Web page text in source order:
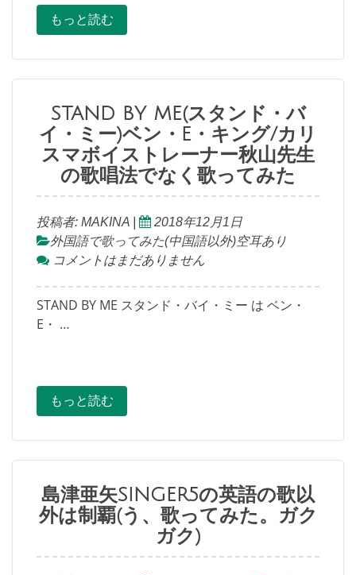
もっと読む
STAND BY ME(スタンド・バ
イ・ミー)ベン・E・キング/カリ
スマボイストレーナー秋山先生
の歌唱法でなく歌ってみた
投稿者: MAKINA
2018年12月1日
外国語で歌ってみた(中国語以外)空耳あり
コメントはまだありません
STAND BY ME スタンド・バイ・ミー は ベン・
E・ …
もっと読む
島津亜矢SINGER5の英語の歌以
外は制覇(う、歌ってみた。ガク
ガク)